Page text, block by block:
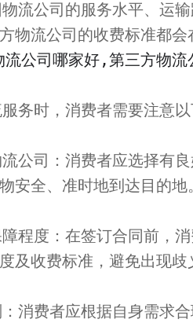
流公司的服务水平、运
物流公司的收费标准都
公司哪家好,第三方物流
务时，消费者需要注意
公司：消费者应选择有
安全、准时地到达目的地
程度：在签订合同前，
及收费标准，避免出现歧
消费者应根据自身需求